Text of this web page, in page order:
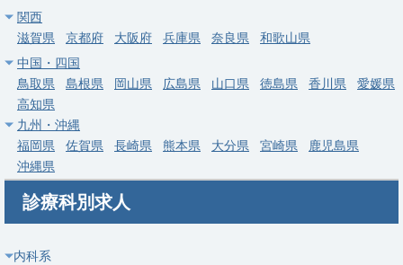
給与 年収 1,440万円 ～
常勤
埼玉県/吉川市の訪問診療クリニック。常勤医師募集（土日祝休
み・当直オンコールなし）、2026年10月入職、週5日年収
1,800〜2,500万円。
求人病院名
一般社団法人誠創会 吉川院
募集科目
関西
滋賀県
京都府 大阪府 兵庫県 奈良県
和歌山県
中国・四国
鳥取県
島根県 岡山県 広島県 山口県 徳島県 香川県
愛媛県
高知県
九州・沖縄
福岡県
佐賀県 長崎県 熊本県 大分県 宮崎県
鹿児島県
沖縄県
診療科別求人
内科系